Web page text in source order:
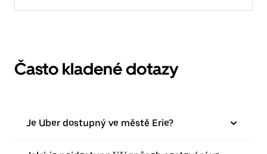
Často kladené dotazy
Je Uber dostupný ve městě Erie?